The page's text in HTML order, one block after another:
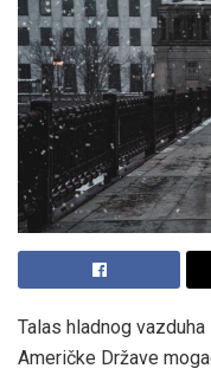
Talas hladnog
Američke Države